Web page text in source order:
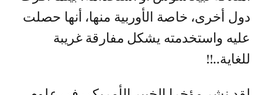
دول أخرى، خاصة الأوربية منها، أنها حصلت
عليه واستخدمته يشكل مفارقة غريبة
للغاية..!!